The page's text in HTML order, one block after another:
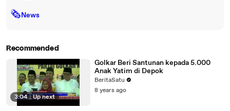
🗞News
Recommended
3:04 | Up next
Golkar Beri Santunan kepada 5.000
Anak Yatim di Depok
BeritaSatu
8 years ago